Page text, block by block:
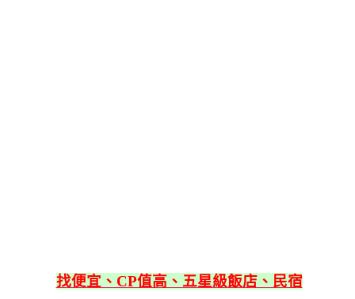
找便宜、CP值高、五星級飯店、民宿